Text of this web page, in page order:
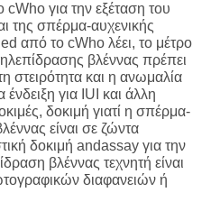
cWho για την εξέταση του
της σπέρμα-αυχενικής
από το cWho λέει, το μέτρο
βλέννας πρέπει
στειρότητα και η ανωμαλία
ένδειξη για IUI και άλλη
δοκιμή γιατί η σπέρμα-
είναι σε ζώντα
δοκιμή andassay για την
βλέννας τεχνητή είναι
διαφανειών ή